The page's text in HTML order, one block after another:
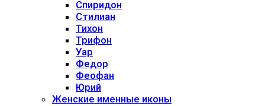
Спиридон
Стилиан
Тихон
Трифон
Уар
Федор
Феофан
Юрий
Женские именные иконы